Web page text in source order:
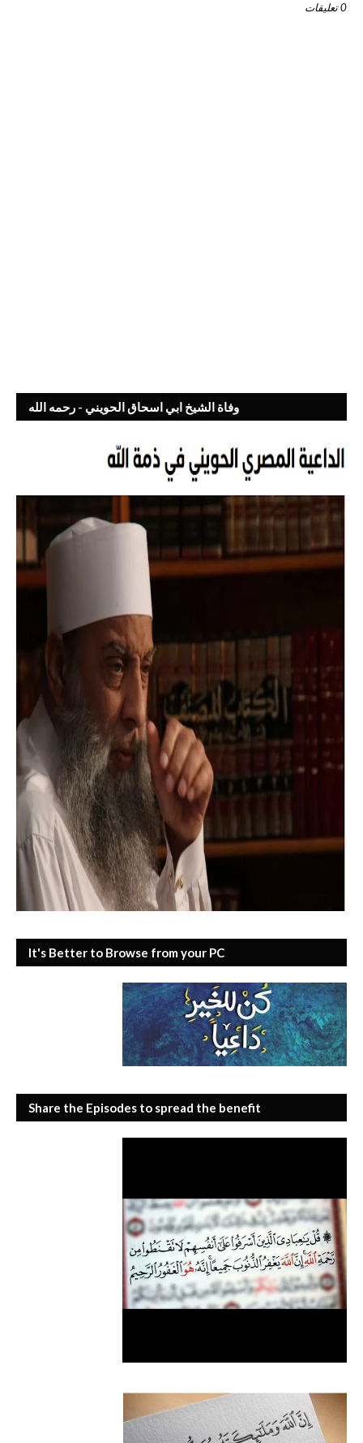
0 تعليقات
وفاة الشيخ ابي اسحاق الحويني - رحمه الله
It's Better to Browse from your PC
Share the Episodes to spread the benefit